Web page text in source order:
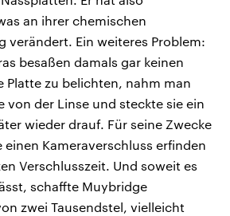
an ihrer chemischen
verändert. Ein weiteres Problem:
besaßen damals gar keinen
Platte zu belichten, nahm man
von der Linse und steckte sie ein
wieder drauf. Für seine Zwecke
Kameraverschluss erfinden
Verschlusszeit. Und soweit es
schaffte Muybridge
zwei Tausendstel, vielleicht